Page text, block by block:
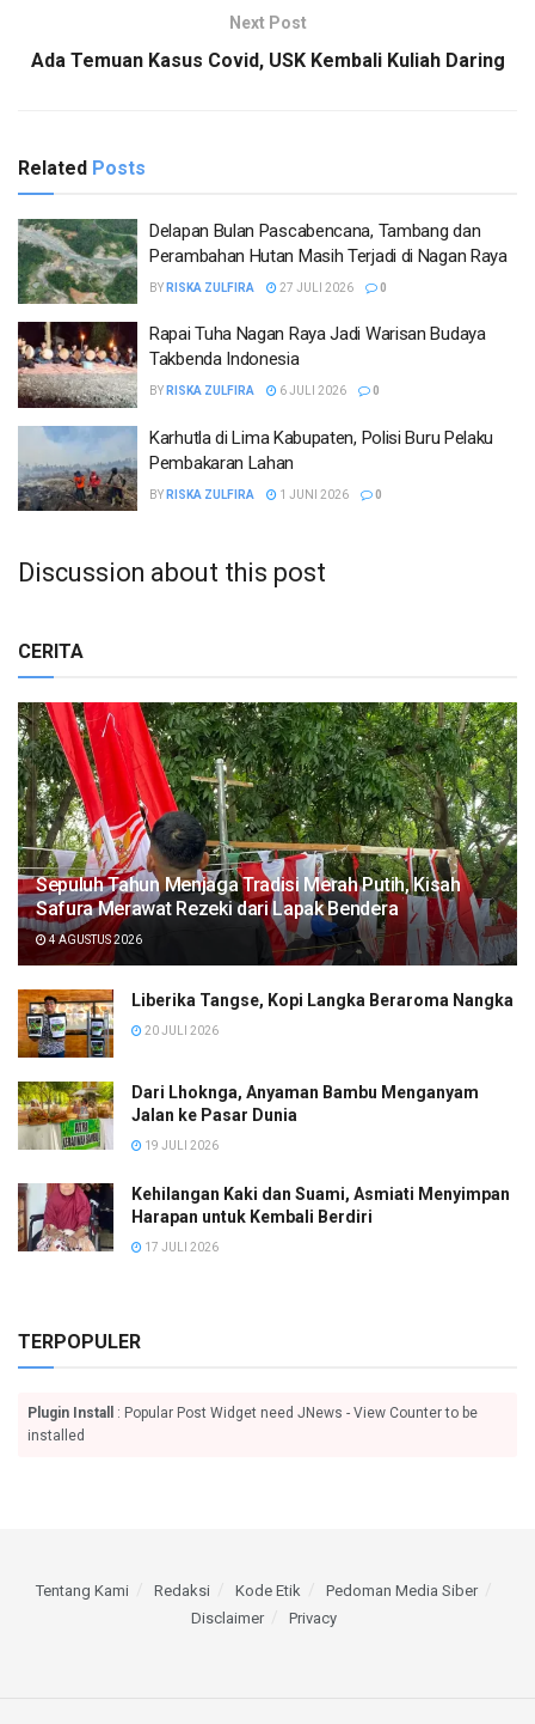
Next Post
Ada Temuan Kasus Covid, USK Kembali Kuliah Daring
Related Posts
Delapan Bulan Pascabencana, Tambang dan
Perambahan Hutan Masih Terjadi di Nagan Raya
BY RISKA ZULFIRA 27 JULI 2026 0
Rapai Tuha Nagan Raya Jadi Warisan Budaya
Takbenda Indonesia
BY RISKA ZULFIRA 6 JULI 2026 0
Karhutla di Lima Kabupaten, Polisi Buru Pelaku
Pembakaran Lahan
BY RISKA ZULFIRA 1 JUNI 2026 0
Discussion about this post
CERITA
Sepuluh Tahun Menjaga Tradisi Merah Putih, Kisah
Safura Merawat Rezeki dari Lapak Bendera
4 AGUSTUS 2026
Liberika Tangse, Kopi Langka Beraroma Nangka
20 JULI 2026
Dari Lhoknga, Anyaman Bambu Menganyam
Jalan ke Pasar Dunia
19 JULI 2026
Kehilangan Kaki dan Suami, Asmiati Menyimpan
Harapan untuk Kembali Berdiri
17 JULI 2026
TERPOPULER
Plugin Install
: Popular Post Widget need JNews - View Counter to be
installed
Tentang Kami Redaksi Kode Etik
Pedoman Media Siber
Disclaimer
Privacy